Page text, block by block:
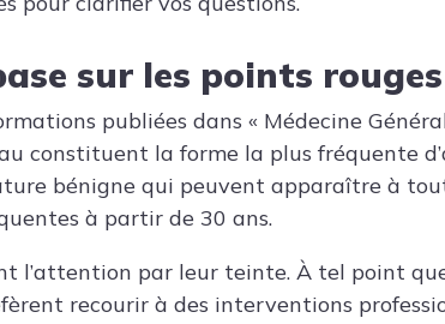
sur les points
publiées dans « Médecine
constituent la forme la plus fréquente
bénigne qui peuvent apparaître à
à partir de 30 ans.
l’attention par leur teinte. À tel point
recourir à des interventions